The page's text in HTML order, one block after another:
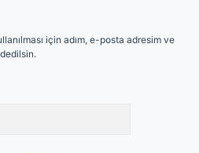
için adım, e-posta adresim ve